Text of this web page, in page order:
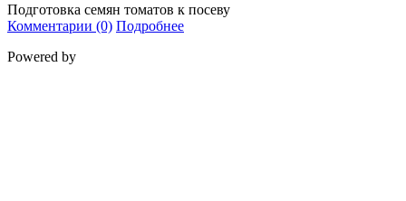
Подготовка семян томатов к посеву
Комментарии (0) Подробнее
Powered by